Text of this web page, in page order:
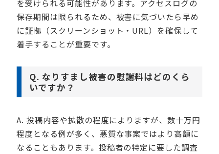
を受けられる可能性があります。アクセスログの
保存期間は限られるため、被害に気づいたら早め
に証拠（スクリーンショット・URL）を確保して
着手することが重要です。
Q. なりすまし被害の慰謝料はどのくら
いですか？
A. 投稿内容や拡散の程度によりますが、数十万円
程度となる例が多く、悪質な事案ではより高額に
なることもあります。投稿者の特定に要した調査